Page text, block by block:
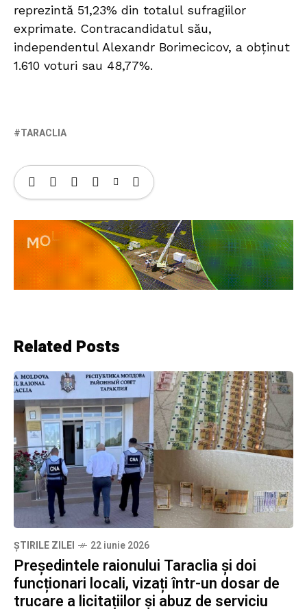
reprezintă 51,23% din totalul sufragiilor
exprimate. Contracandidatul său,
independentul Alexandr Borimecicov, a obținut
1.610 voturi sau 48,77%.
TARACLIA
Related Posts
ȘTIRILE ZILEI 22 iunie 2026
Președintele raionului Taraclia și doi
funcționari locali, vizați într-un dosar de
trucare a licitațiilor și abuz de serviciu